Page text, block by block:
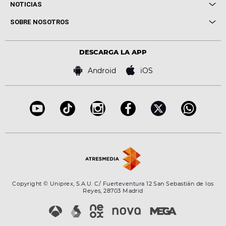
Conciertos
Locutores Europa FM
NOTICIAS
Cine y Televisión
Virales
SOBRE NOSOTROS
Bases de concursos
DESCARGA LA APP
Android iOS
Copyright © Uniprex, S.A.U. C/ Fuerteventura 12 San Sebastián de los
Reyes, 28703 Madrid